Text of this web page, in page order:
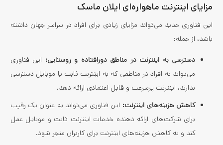
مزایای اینترنت ماهواره‌ای ایلان ماسک
این فناوری جدید می‌تواند مزایای زیادی برای افراد در سراسر جهان داشته
باشد، از جمله:
دسترسی به اینترنت در مناطق دورافتاده و روستایی: این فناوری
می‌تواند به افراد در مناطقی که به اینترنت ثابت یا موبایل دسترسی
ندارند، اینترنت پرسرعت و قابل اعتمادی ارائه دهد.
کاهش هزینه‌های اینترنت: این فناوری می‌تواند به عنوان یک رقیب
برای شرکت‌های ارائه دهنده خدمات اینترنت ثابت و موبایل عمل
کند و به کاهش هزینه‌های اینترنت برای کاربران منجر شود.